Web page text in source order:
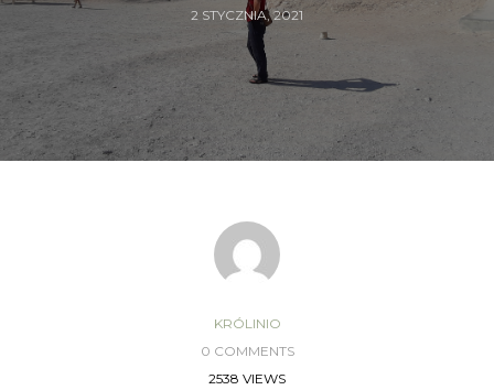
2 STYCZNIA, 2021
KRÓLINIO
0 COMMENTS
2538 VIEWS